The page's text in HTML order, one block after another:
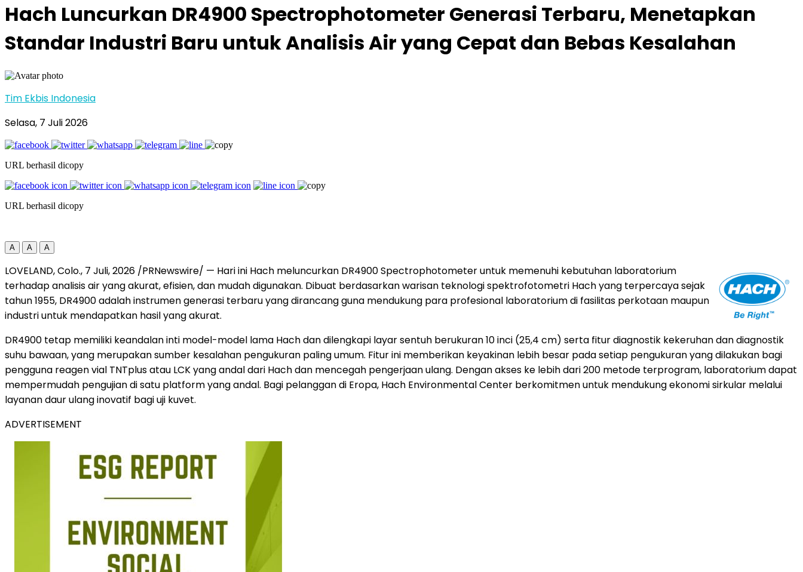
Hach Luncurkan DR4900 Spectrophotometer Generasi Terbaru, Menetapkan
Standar Industri Baru untuk Analisis Air yang Cepat dan Bebas Kesalahan
Tim Ekbis Indonesia
Selasa, 7 Juli 2026
URL berhasil dicopy
URL berhasil dicopy
A A A
LOVELAND, Colo., 7 Juli, 2026 /PRNewswire/ — Hari ini Hach meluncurkan DR4900 Spectrophotometer untuk memenuhi kebutuhan laboratorium
terhadap analisis air yang akurat, efisien, dan mudah digunakan. Dibuat berdasarkan warisan teknologi spektrofotometri Hach yang terpercaya sejak
tahun 1955, DR4900 adalah instrumen generasi terbaru yang dirancang guna mendukung para profesional laboratorium di fasilitas perkotaan maupun
industri untuk mendapatkan hasil yang akurat.
DR4900 tetap memiliki keandalan inti model-model lama Hach dan dilengkapi layar sentuh berukuran 10 inci (25,4 cm) serta fitur diagnostik kekeruhan dan diagnostik
suhu bawaan, yang merupakan sumber kesalahan pengukuran paling umum. Fitur ini memberikan keyakinan lebih besar pada setiap pengukuran yang dilakukan bagi
pengguna reagen vial TNTplus atau LCK yang andal dari Hach dan mencegah pengerjaan ulang. Dengan akses ke lebih dari 200 metode terprogram, laboratorium dapat
mempermudah pengujian di satu platform yang andal. Bagi pelanggan di Eropa, Hach Environmental Center berkomitmen untuk mendukung ekonomi sirkular melalui
layanan daur ulang inovatif bagi uji kuvet.
ADVERTISEMENT